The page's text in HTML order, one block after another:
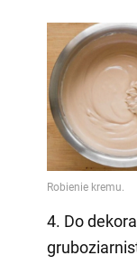
4. Do